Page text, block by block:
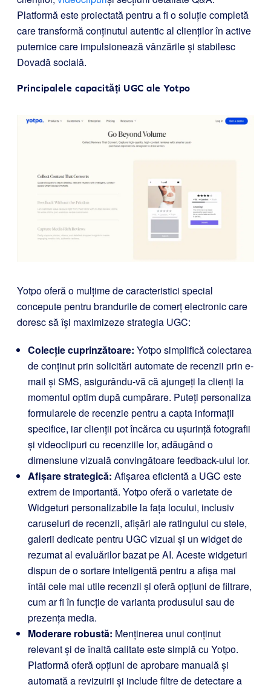
Platformă este proiectată pentru a fi o soluție completă
care transformă conținutul autentic al clienților în active
puternice care impulsionează vânzările și stabilesc
Dovadă socială.
Principalele capacități UGC ale Yotpo
Yotpo oferă o mulțime de caracteristici special
concepute pentru brandurile de comerț electronic care
doresc să își maximizeze strategia UGC:
Colecție cuprinzătoare: Yotpo simplifică colectarea
de conținut prin solicitări automate de recenzii prin e-
mail și SMS, asigurându-vă că ajungeți la clienți la
momentul optim după cumpărare. Puteți personaliza
formularele de recenzie pentru a capta informații
specifice, iar clienții pot încărca cu ușurință fotografii
și videoclipuri cu recenziile lor, adăugând o
dimensiune vizuală convingătoare feedback-ului lor.
Afișare strategică: Afișarea eficientă a UGC este
extrem de importantă. Yotpo oferă o varietate de
Widgeturi personalizabile la fața locului, inclusiv
caruseluri de recenzii, afișări ale ratingului cu stele,
galerii dedicate pentru UGC vizual și un widget de
rezumat al evaluărilor bazat pe AI. Aceste widgeturi
dispun de o sortare inteligentă pentru a afișa mai
întâi cele mai utile recenzii și oferă opțiuni de filtrare,
cum ar fi în funcție de varianta produsului sau de
prezența media.
Moderare robustă: Menținerea unui conținut
relevant și de înaltă calitate este simplă cu Yotpo.
Platformă oferă opțiuni de aprobare manuală și
automată a revizuirii și include filtre de detectare a